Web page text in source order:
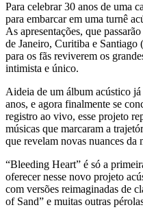
Para celebrar 30 anos de uma
para embarcar em uma turnê
As apresentações, que
de Janeiro, Curitiba e Santiago
para os fãs reviverem os
intimista e único.
Aideia de um álbum acústico
anos, e agora finalmente se
registro ao vivo, esse projeto
músicas que marcaram a
que revelam novas nuances da
“Bleeding Heart” é só a
oferecer nesse novo projeto
com versões reimaginadas de
of Sand” e muitas outras